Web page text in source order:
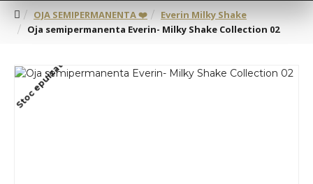
OJA SEMIPERMANENTA ❤️
Everin Milky Shake
Oja semipermanenta Everin- Milky Shake Collection 02
Stoc epuizat